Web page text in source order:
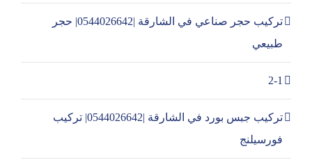
تركيب حجر صناعي في الشارقة |0544026642| حجر
طبيعي
2-1
تركيب جبس بورد في الشارقة |0544026642| تركيب
فورسيلنج